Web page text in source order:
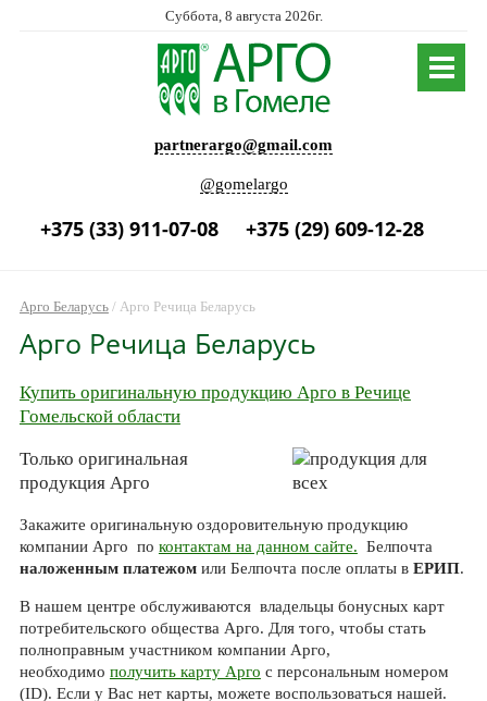
Суббота, 8 августа 2026г.
partnerargo@gmail.com
@gomelargo
+375 (33) 911-07-08 +375 (29) 609-12-28
Арго Беларусь/ Арго Речица Беларусь
Арго Речица Беларусь
Купить оригинальную продукцию Арго в Речице
Гомельской области
Только оригинальная
продукция Арго
Закажите оригинальную оздоровительную продукцию
компании Арго по контактам на данном сайте. Белпочта
наложенным платежомили Белпочта после оплаты в ЕРИП.
В нашем центре обслуживаются владельцы бонусных карт
потребительского общества Арго. Для того, чтобы стать
полноправным участником компании Арго,
необходимо получить карту Арго с персональным номером
(ID). Если у Вас нет карты, можете воспользоваться нашей.